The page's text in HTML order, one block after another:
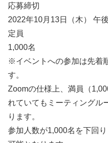
応募締切
2022年10月13日（木） 午
定員
1,000名
※イベントへの参加は先着
す。
Zoomの仕様上、満員（
れていてもミーティングル
ります。
参加人数が1,000名を下回